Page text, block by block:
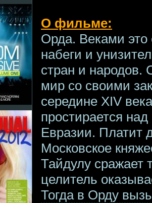
О фильме:
Орда. Веками это
набеги и
стран и
мир со своими
середине XIV
простирается
Евразии. Платит
Московское
Тайдулу сражает
целитель
Тогда в Орду